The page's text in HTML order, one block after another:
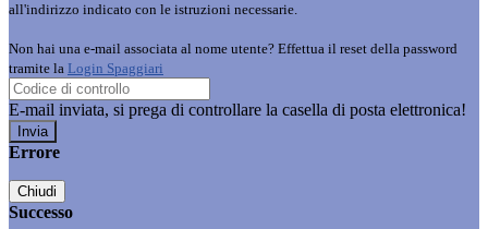
all'indirizzo indicato con le istruzioni necessarie.
Non hai una e-mail associata al nome utente? Effettua il reset della password
tramite la Login Spaggiari
E-mail inviata, si prega di controllare la casella di posta elettronica!
Errore
Chiudi
Successo